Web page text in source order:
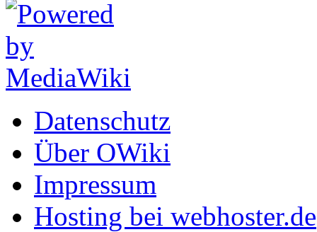
Datenschutz
Über OWiki
Impressum
Hosting bei webhoster.de